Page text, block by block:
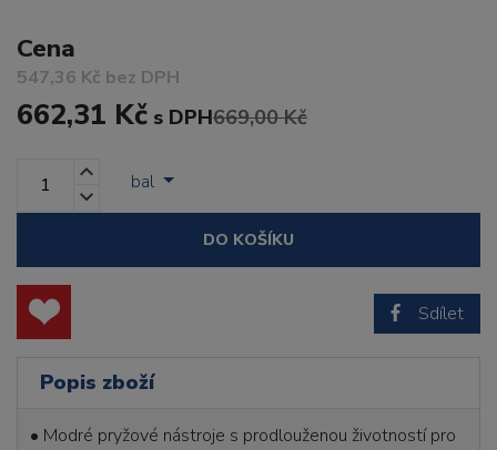
Cena
547,36 Kč bez DPH
662,31 Kč s DPH669,00 Kč
bal
DO KOŠÍKU
Sdílet
Popis zboží
• Modré pryžové nástroje s prodlouženou životností pro